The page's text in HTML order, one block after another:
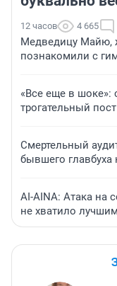
12 часов 4 665
Медведицу Майю,
познакомили с
«Все еще в шоке»:
трогательный
Смертельный
бывшего
AI-AINA: Атака на
не хватило